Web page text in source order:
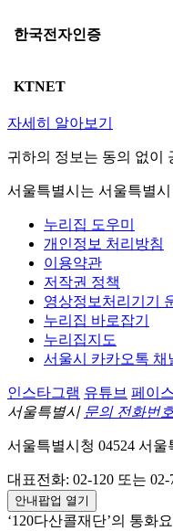
한국전자인증
KTNET
자세히 알아보기
귀하의 정보는 동의 없이
서울특별시는 서울특별
누리집 도우미
개인정보 처리방침
이용약관
저작권 정책
영상정보처리기기
누리집 바로잡기
누리집지도
서울시 카카오톡 채
인스타그램 유튜브 페이
서울특별시 문의 전화번
서울특별시청 04524 서
대표전화: 02-120 또는
안내팝업 열기
‘120다산콜재단’의 통화